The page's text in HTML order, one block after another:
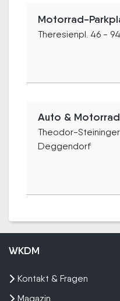
Motorrad-
Theresienpl. 46 -
Auto &
Theodor-
Deggendorf
WKDM
Kontakt & Fragen
Magazin